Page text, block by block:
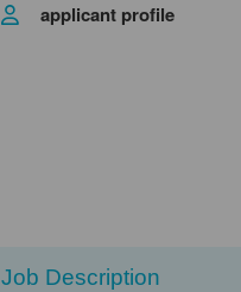
applicant profile
Job Description